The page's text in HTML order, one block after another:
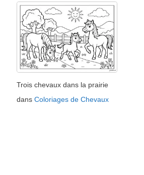
Trois chevaux dans la prairie
dans Coloriages de Chevaux